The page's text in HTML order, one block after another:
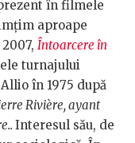
în filmele
aproape
Întoarcere în
turnajului
în 1975 după
Rivière, ayant
Interesul său, de